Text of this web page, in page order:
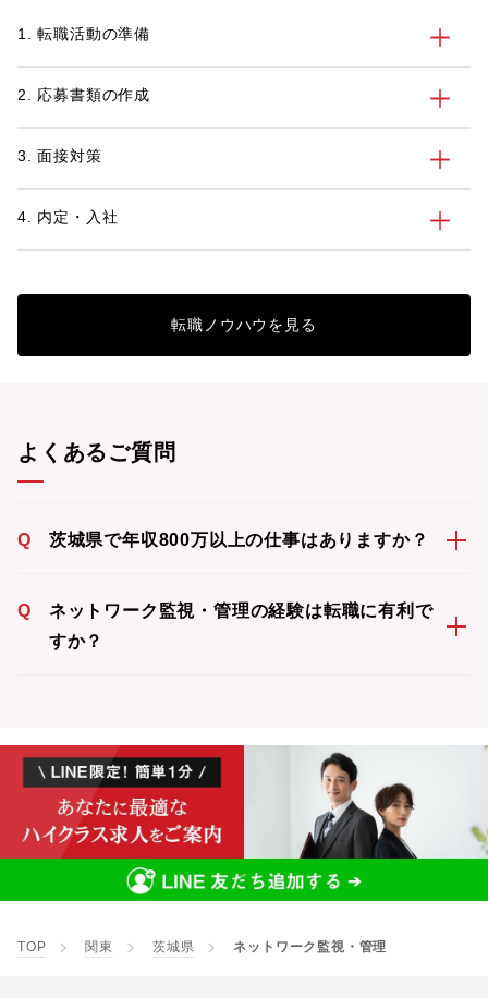
1. 転職活動の準備
2. 応募書類の作成
3. 面接対策
4. 内定・入社
転職ノウハウを見る
よくあるご質問
Q 茨城県で年収800万以上の仕事はありますか？
Q
ネットワーク監視・管理の経験は転職に有利で
すか？
TOP 関東 茨城県 ネットワーク監視・管理